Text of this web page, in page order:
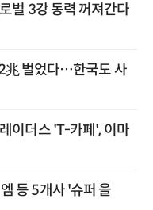
벌 3강 동력 꺼져간다
兆 벌었다…한국도 사
이더스 'T-카페', 이마
등 5개사 '슈퍼 을